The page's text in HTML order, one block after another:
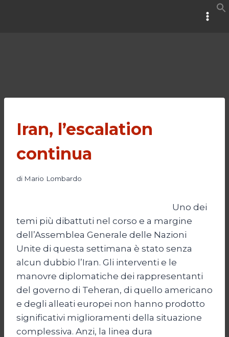
Iran, l’escalation
continua
di Mario Lombardo
Uno dei
temi più dibattuti nel corso e a margine
dell’Assemblea Generale delle Nazioni
Unite di questa settimana è stato senza
alcun dubbio l’Iran. Gli interventi e le
manovre diplomatiche dei rappresentanti
del governo di Teheran, di quello americano
e degli alleati europei non hanno prodotto
significativi miglioramenti della situazione
complessiva. Anzi, la linea dura